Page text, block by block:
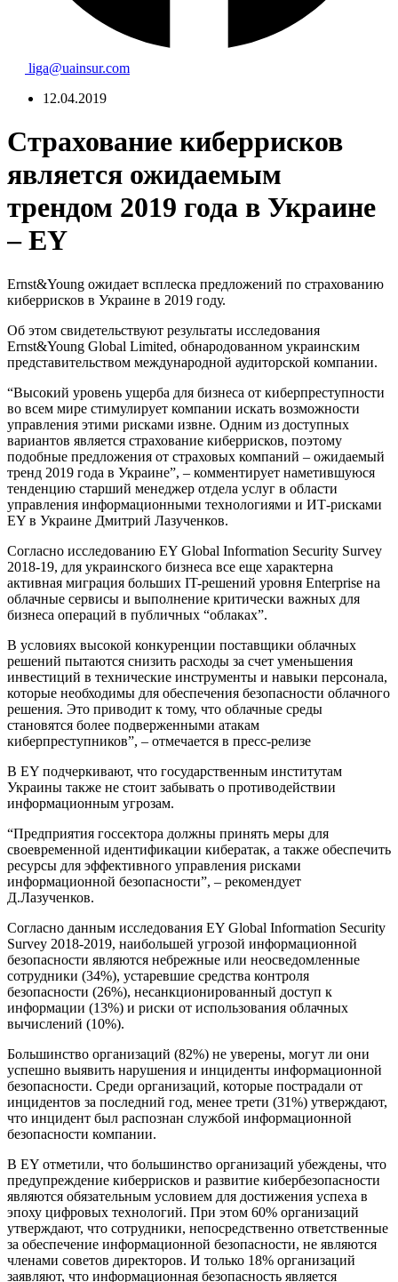
liga@uainsur.com
12.04.2019
Страхование киберрисков
является ожидаемым
трендом 2019 года в Украине
– EY
Ernst&Young ожидает всплеска предложений по страхованию
киберрисков в Украине в 2019 году.
Об этом свидетельствуют результаты исследования
Ernst&Young Global Limited, обнародованном украинским
представительством международной аудиторской компании.
“Высокий уровень ущерба для бизнеса от киберпреступности
во всем мире стимулирует компании искать возможности
управления этими рисками извне. Одним из доступных
вариантов является страхование киберрисков, поэтому
подобные предложения от страховых компаний – ожидаемый
тренд 2019 года в Украине”, – комментирует наметившуюся
тенденцию старший менеджер отдела услуг в области
управления информационными технологиями и ИТ-рисками
EY в Украине Дмитрий Лазученков.
Согласно исследованию EY Global Information Security Survey
2018-19, для украинского бизнеса все еще характерна
активная миграция больших IT-решений уровня Enterprise на
облачные сервисы и выполнение критически важных для
бизнеса операций в публичных “облаках”.
В условиях высокой конкуренции поставщики облачных
решений пытаются снизить расходы за счет уменьшения
инвестиций в технические инструменты и навыки персонала,
которые необходимы для обеспечения безопасности облачного
решения. Это приводит к тому, что облачные среды
становятся более подверженными атакам
киберпреступников”, – отмечается в пресс-релизе
В EY подчеркивают, что государственным институтам
Украины также не стоит забывать о противодействии
информационным угрозам.
“Предприятия госсектора должны принять меры для
своевременной идентификации кибератак, а также обеспечить
ресурсы для эффективного управления рисками
информационной безопасности”, – рекомендует
Д.Лазученков.
Согласно данным исследования EY Global Information Security
Survey 2018-2019, наибольшей угрозой информационной
безопасности являются небрежные или неосведомленные
сотрудники (34%), устаревшие средства контроля
безопасности (26%), несанкционированный доступ к
информации (13%) и риски от использования облачных
вычислений (10%).
Большинство организаций (82%) не уверены, могут ли они
успешно выявить нарушения и инциденты информационной
безопасности. Среди организаций, которые пострадали от
инцидентов за последний год, менее трети (31%) утверждают,
что инцидент был распознан службой информационной
безопасности компании.
В EY отметили, что большинство организаций убеждены, что
предупреждение киберрисков и развитие кибербезопасности
являются обязательным условием для достижения успеха в
эпоху цифровых технологий. При этом 60% организаций
утверждают, что сотрудники, непосредственно ответственные
за обеспечение информационной безопасности, не являются
членами советов директоров. И только 18% организаций
заявляют, что информационная безопасность является